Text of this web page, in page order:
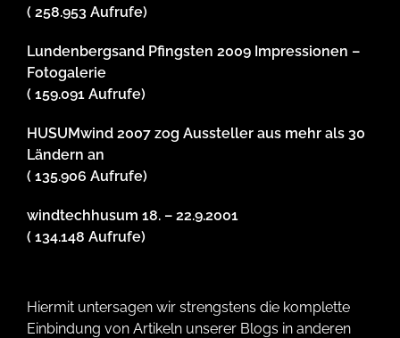
( 258.953 Aufrufe)
Lundenbergsand Pfingsten 2009 Impressionen –
Fotogalerie
( 159.091 Aufrufe)
HUSUMwind 2007 zog Aussteller aus mehr als 30
Ländern an
( 135.906 Aufrufe)
windtechhusum 18. – 22.9.2001
( 134.148 Aufrufe)
Hiermit untersagen wir strengstens die komplette
Einbindung von Artikeln unserer Blogs in anderen